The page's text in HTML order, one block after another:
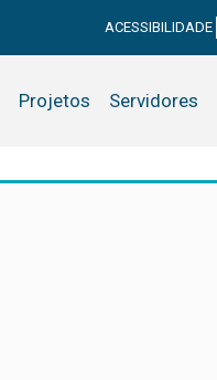
ACESSIBILIDADE
Projetos Servidores